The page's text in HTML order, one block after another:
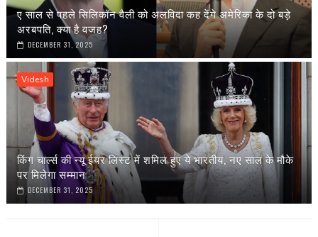
ए साल से पहले सिलिकॉन वैली को अलविदा कह देंगे अमेरिका के दो बड़े
अरबपति, क्या है वजह?
DECEMBER 31, 2025
Videsh
किंग चार्ल्स की न्यू ईयर लिस्ट में शमिल हुए ये भारतीय, नए साल के मौके
पर मिलेगा सम्मान
DECEMBER 31, 2025